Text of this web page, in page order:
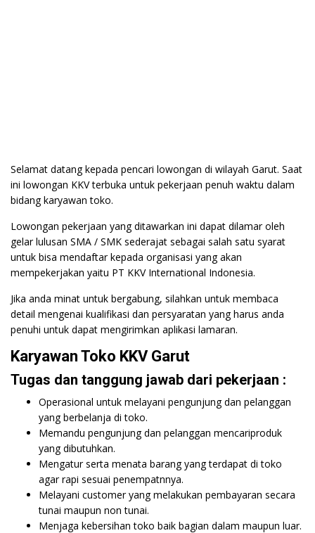
Selamat datang kepada pencari lowongan di wilayah Garut. Saat
ini lowongan KKV terbuka untuk pekerjaan penuh waktu dalam
bidang karyawan toko.
Lowongan pekerjaan yang ditawarkan ini dapat dilamar oleh
gelar lulusan SMA / SMK sederajat sebagai salah satu syarat
untuk bisa mendaftar kepada organisasi yang akan
mempekerjakan yaitu PT KKV International Indonesia.
Jika anda minat untuk bergabung, silahkan untuk membaca
detail mengenai kualifikasi dan persyaratan yang harus anda
penuhi untuk dapat mengirimkan aplikasi lamaran.
Karyawan Toko KKV Garut
Tugas dan tanggung jawab dari pekerjaan :
Operasional untuk melayani pengunjung dan pelanggan
yang berbelanja di toko.
Memandu pengunjung dan pelanggan mencariproduk
yang dibutuhkan.
Mengatur serta menata barang yang terdapat di toko
agar rapi sesuai penempatnnya.
Melayani customer yang melakukan pembayaran secara
tunai maupun non tunai.
Menjaga kebersihan toko baik bagian dalam maupun luar.